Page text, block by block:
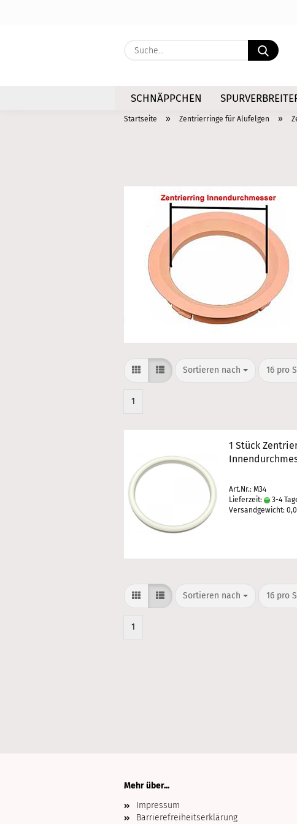
SCHNÄPPCHEN
Startseite » Zentrierringe für Alufelgen »
Sortieren nach
Sortieren nach 16 pro
pro
1
1 Stück
Art.Nr.: M34
Lieferzeit:
3-4
Versandgewicht:
Sortieren nach
Sortieren nach 16 pro
pro
1
Mehr über...
Impressum
Barrierefreiheitserklärung